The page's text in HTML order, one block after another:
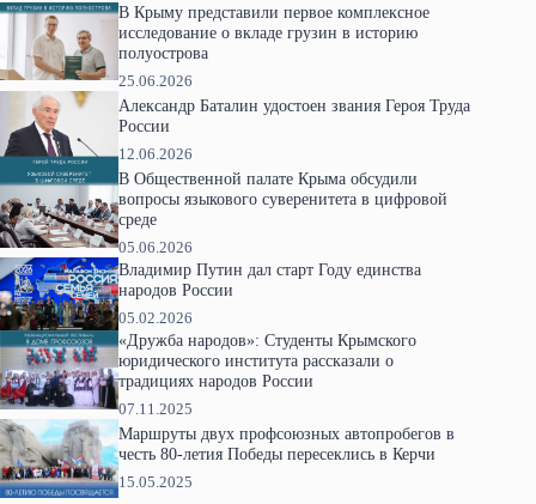
В Крыму представили первое комплексное
исследование о вкладе грузин в историю
полуострова
25.06.2026
Александр Баталин удостоен звания Героя Труда
России
12.06.2026
В Общественной палате Крыма обсудили
вопросы языкового суверенитета в цифровой
среде
05.06.2026
Владимир Путин дал старт Году единства
народов России
05.02.2026
«Дружба народов»: Студенты Крымского
юридического института рассказали о
традициях народов России
07.11.2025
Маршруты двух профсоюзных автопробегов в
честь 80-летия Победы пересеклись в Керчи
15.05.2025